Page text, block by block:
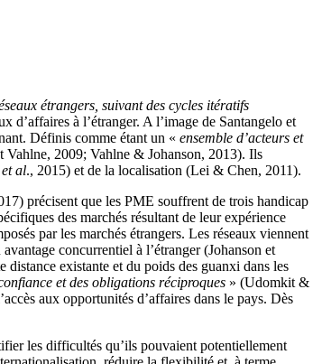
étrangers, suivant des cycles itératifs
d’affaires à l’étranger. A l’image de Santangelo et
Définis comme étant un « ensemble d’acteurs et
Vahlne, 2009; Vahlne & Johanson, 2013). Ils
et al., 2015) et de la localisation (Lei & Chen, 2011).
précisent que les PME souffrent de trois handicap
des marchés résultant de leur expérience
par les marchés étrangers. Les réseaux viennent
concurrentiel à l’étranger (Johanson et
existante et du poids des guanxi dans les
et des obligations réciproques » (Udomkit &
aux opportunités d’affaires dans le pays. Dès
les difficultés qu’ils pouvaient potentiellement